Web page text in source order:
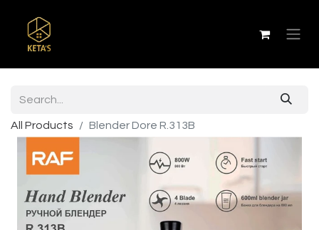
All Products Blender Dore R.313B